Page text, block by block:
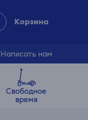
Корзина
Написать нам
Свободное
время